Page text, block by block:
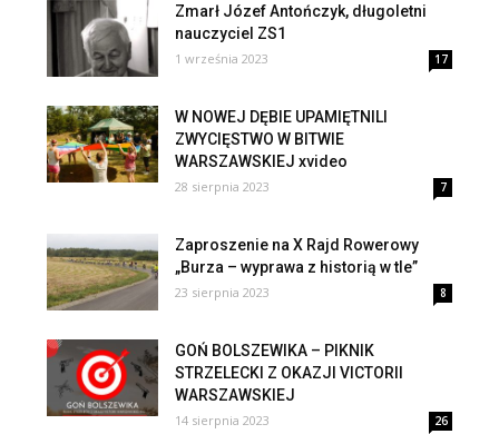
Zmarł Józef Antończyk, długoletni
nauczyciel ZS1
1 września 2023 17
W NOWEJ DĘBIE UPAMIĘTNILI
ZWYCIĘSTWO W BITWIE
WARSZAWSKIEJ xvideo
28 sierpnia 2023 7
Zaproszenie na X Rajd Rowerowy
„Burza – wyprawa z historią w tle”
23 sierpnia 2023 8
GOŃ BOLSZEWIKA – PIKNIK
STRZELECKI Z OKAZJI VICTORII
WARSZAWSKIEJ
14 sierpnia 2023 26